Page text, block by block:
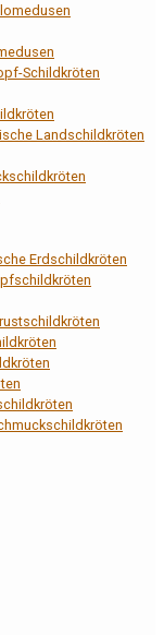
Schildkröten
Landschildkröten
Erdschildkröten